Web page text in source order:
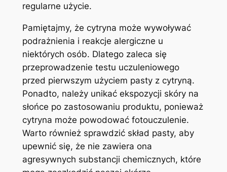
‌regularne użycie.
Pamiętajmy, że ⁣cytryna może wywoływać‍
podrażnienia i ​reakcje alergiczne u
niektórych​ osób. Dlatego ⁤zaleca się
przeprowadzenie testu uczuleniowego
przed ​pierwszym użyciem pasty ⁢z cytryną.
Ponadto, należy⁢ unikać ‍ekspozycji skóry na
słońce⁤ po zastosowaniu ⁣produktu, ponieważ⁢
cytryna może powodować fotouczulenie.
Warto‌ również sprawdzić skład pasty, ⁢aby
upewnić się, że⁣ nie zawiera ona​
agresywnych substancji chemicznych, które